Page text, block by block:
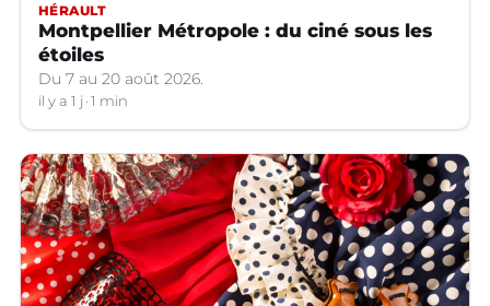
HÉRAULT
Montpellier Métropole : du ciné sous les
étoiles
Du 7 au 20 août 2026.
il y a 1 j 1 min